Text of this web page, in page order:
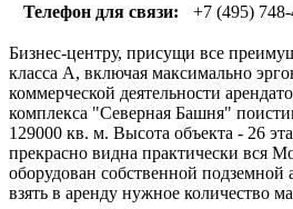
Телефон для связи:
+7 (495)
Бизнес-центру, присущи все
класса А, включая максимально
коммерческой деятельности
комплекса "Северная Башня"
129000 кв. м. Высота объекта - 26
прекрасно видна практически вся
оборудован собственной подземной
взять в аренду нужное количество